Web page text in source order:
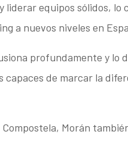
liderar equipos sólidos, lo
a nuevos niveles en
profundamente y lo
de marcar la
Morán